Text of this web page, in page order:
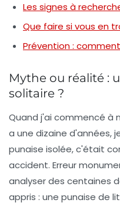
Les signes à
Que faire si vous en
Prévention :
Mythe ou réalité :
solitaire ?
Quand j'ai commencé à
a une dizaine d'années,
punaise isolée, c'était
accident. Erreur
analyser des centaines
appris : une punaise de lit